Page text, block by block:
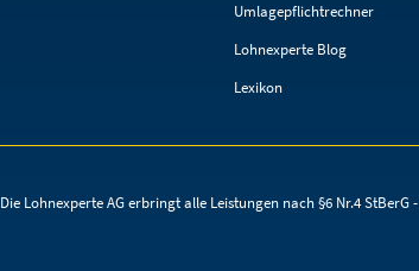
Umlagepflichtrechner
Lohnexperte Blog
Lexikon
Die Lohnexperte AG erbringt alle Leistungen nach §6 Nr.4 StBerG -